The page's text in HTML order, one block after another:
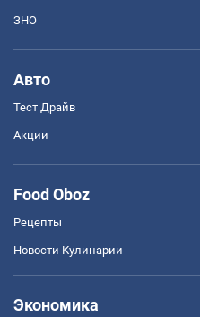
ЗНО
Авто
Тест Драйв
Акции
Food Oboz
Рецепты
Новости Кулинарии
Экономика